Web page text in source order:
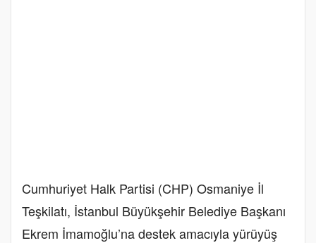
Cumhuriyet Halk Partisi (CHP) Osmaniye İl
Teşkilatı, İstanbul Büyükşehir Belediye Başkanı
Ekrem İmamoğlu’na destek amacıyla yürüyüş